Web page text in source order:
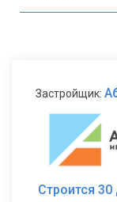
Застройщик:
Строится